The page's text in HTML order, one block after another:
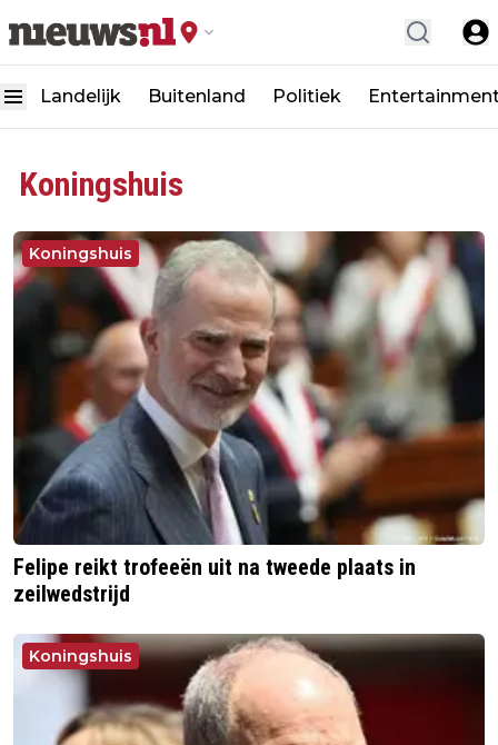
Landelijk Buitenland Politiek
Koningshuis
Koningshuis
Felipe reikt trofeeën uit na tweede plaats in
zeilwedstrijd
Koningshuis